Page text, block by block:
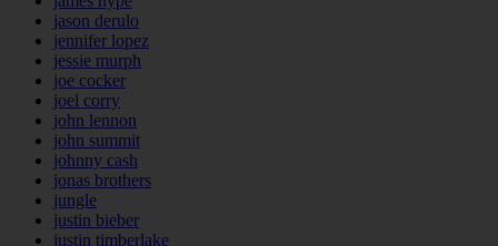
jason derulo
jennifer lopez
jessie murph
joe cocker
joel corry
john lennon
john summit
johnny cash
jonas brothers
jungle
justin bieber
justin timberlake